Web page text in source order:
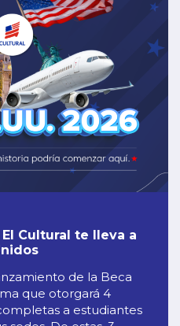
El Cultural te lleva a
de la Beca
que otorgará 4
a estudiantes